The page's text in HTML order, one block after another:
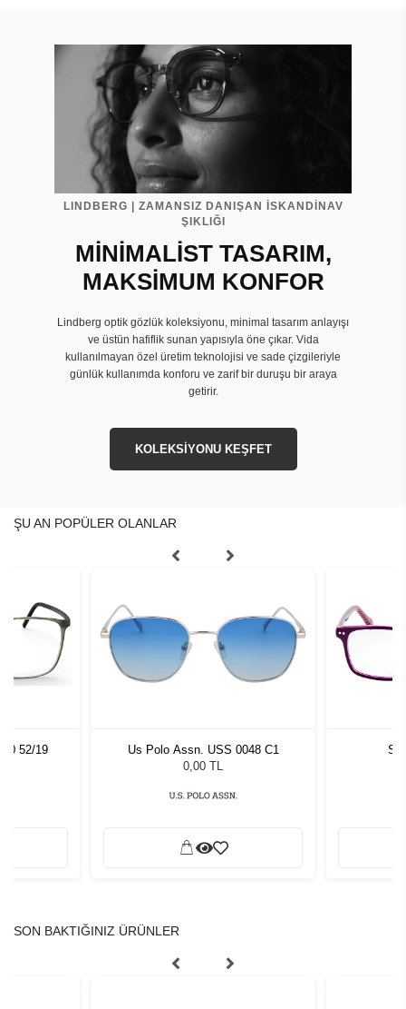
LINDBERG | ZAMANSIZ DANIŞAN İSKANDİNAV
ŞIKLIĞI
MİNİMALİST TASARIM,
MAKSİMUM KONFOR
Lindberg optik gözlük koleksiyonu, minimal tasarım anlayışı
ve üstün hafiflik sunan yapısıyla öne çıkar. Vida
kullanılmayan özel üretim teknolojisi ve sade çizgileriyle
günlük kullanımda konforu ve zarif bir duruşu bir araya
getirir.
KOLEKSİYONU KEŞFET
ŞU AN POPÜLER OLANLAR
52/19
Us Polo Assn. USS 0048 C1
0,00 TL
SON BAKTIĞINIZ ÜRÜNLER